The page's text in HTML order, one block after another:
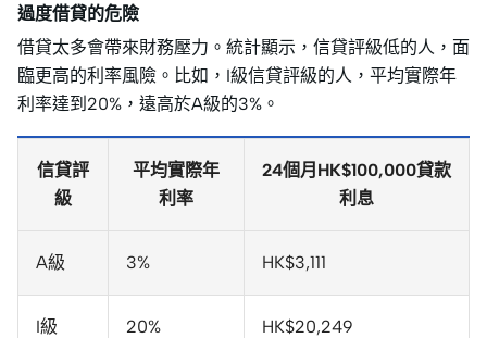
過度借貸的危險
借貸太多會帶來財務壓力。統計顯示，信貸評級低的人，面
臨更高的利率風險。比如，I級信貸評級的人，平均實際年
利率達到20%，遠高於A級的3%。
信貸評
級
平均實際年
利率
24個月HK$100,000貸款
利息
A級 3% HK$3,111
I級 20% HK$20,249